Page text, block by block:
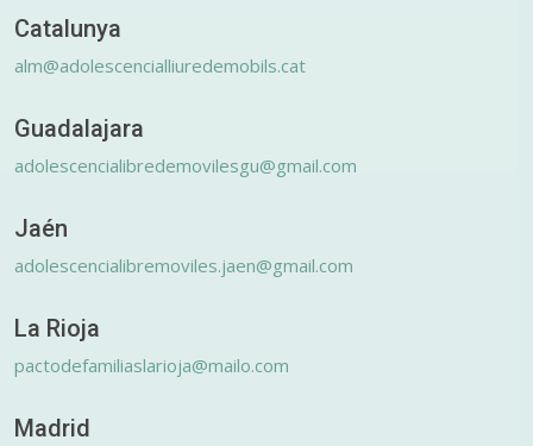
Catalunya
alm@adolescencialliuredemobils.cat
Guadalajara
adolescencialibredemovilesgu@gmail.com
Jaén
adolescencialibremoviles.jaen@gmail.com
La Rioja
pactodefamiliaslarioja@mailo.com
Madrid